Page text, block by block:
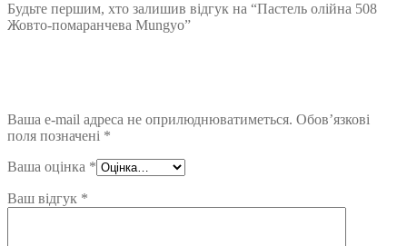
Будьте першим, хто залишив відгук на “Пастель олійна 508
Жовто-помаранчева Mungyo”
Ваша e-mail адреса не оприлюднюватиметься. Обов’язкові
поля позначені *
Ваша оцінка *
Ваш відгук *